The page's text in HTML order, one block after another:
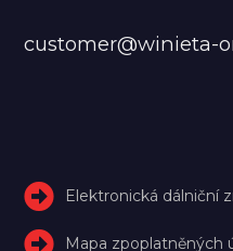
customer@winieta-
Elektronická dálniční
Mapa zpoplatněných